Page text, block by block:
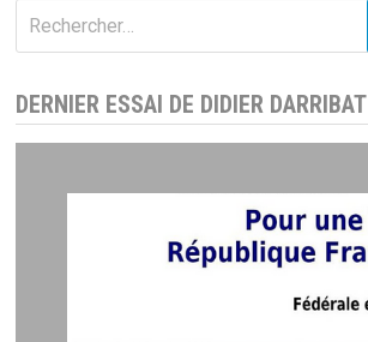
DERNIER ESSAI DE DIDIER DARRIBAT